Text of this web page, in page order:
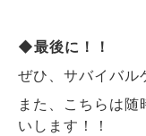
◆最後に！！
ぜひ、サバイバル
また、こちらは
いします！！